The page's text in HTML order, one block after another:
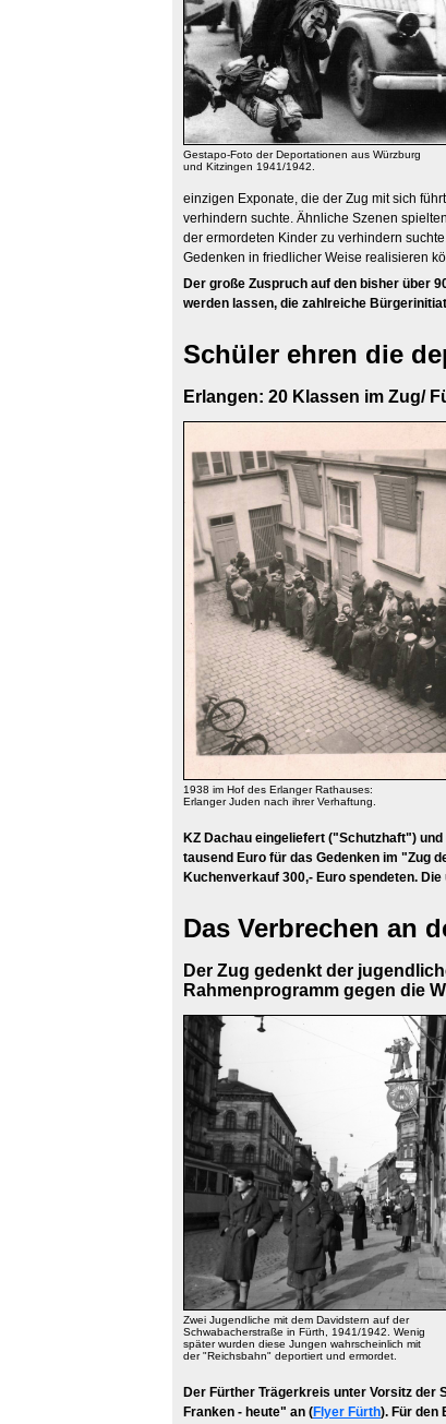
Gestapo-Foto der Deportationen aus Würzburg
und Kitzingen 1941/1942.
einzigen Exponate, die der Zug mit sich
verhindern suchte. Ähnliche Szenen
der ermordeten Kinder zu verhindern
Gedenken in friedlicher Weise realisieren
Der große Zuspruch auf den bisher über
werden lassen, die zahlreiche
Schüler ehren die
Erlangen: 20 Klassen im Zug/
1938 im Hof des Erlanger Rathauses:
Erlanger Juden nach ihrer Verhaftung.
KZ Dachau eingeliefert ("Schutzhaft")
tausend Euro für das Gedenken im "Zug
Kuchenverkauf 300,- Euro spendeten.
Das Verbrechen an
Der Zug gedenkt der
Rahmenprogramm gegen die
Zwei Jugendliche mit dem Davidstern auf der
Schwabacherstraße in Fürth, 1941/1942. Wenig
später wurden diese Jungen wahrscheinlich mit
der "Reichsbahn" deportiert und ermordet.
Der Fürther Trägerkreis unter Vorsitz der
Franken - heute" an (Flyer Fürth). Für den